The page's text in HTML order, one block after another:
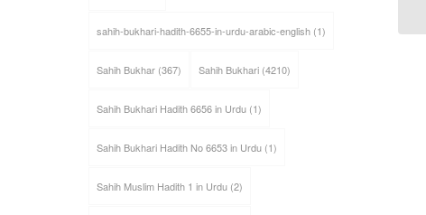
sahih-bukhari-hadith-6655-in-urdu-arabic-english(1)
Sahih Bukhar(367) Sahih Bukhari(4210)
Sahih Bukhari Hadith 6656 in Urdu(1)
Sahih Bukhari Hadith No 6653 in Urdu(1)
Sahih Muslim Hadith 1 in Urdu(2)